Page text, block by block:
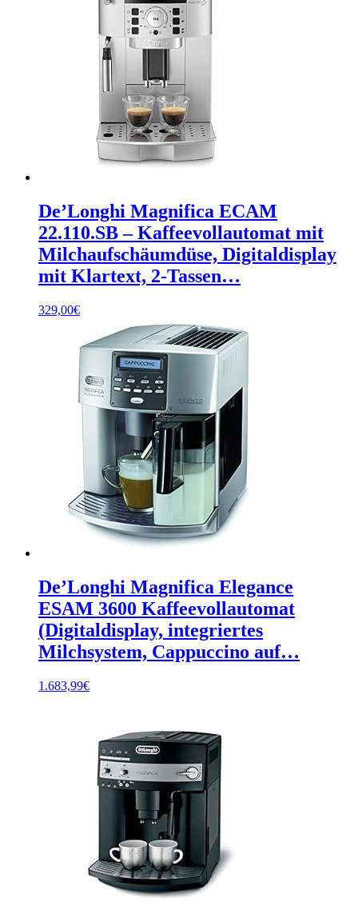
De’Longhi Magnifica ECAM
22.110.SB – Kaffeevollautomat mit
Milchaufschäumdüse, Digitaldisplay
mit Klartext, 2-Tassen…
329,00€
De’Longhi Magnifica Elegance
ESAM 3600 Kaffeevollautomat
(Digitaldisplay, integriertes
Milchsystem, Cappuccino auf…
1.683,99€